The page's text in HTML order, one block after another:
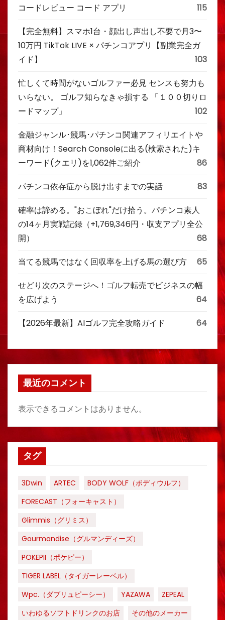
コードレビュー コード アプリ
115
【完全無料】スマホ1台・顔出し声出し不要で月3〜
10万円 TikTok LIVE × パチンコアプリ【副業完全ガ
イド】
103
忙しくて時間がないゴルファー必見 センスも努力も
いらない。 ゴルフ知らなきゃ損する 「１００切りロ
ードマップ」
102
金融ジャンル･競馬･パチンコ関連アフィリエイトや
商材向け！Search Consoleに出る(検索された)キ
ーワード(クエリ)を1,062件ご紹介
86
パチンコ依存症から脱け出すまでの実話 83
確率は諦める。"おこぼれ"だけ拾う。パチンコ素人
の14ヶ月実戦記録（+1,769,346円・収支アプリ全公
開）
68
当てる競馬ではなく回収率を上げる馬の選び方 65
せどり次のステージへ！ゴルフ転売でビジネスの幅
を広げよう
64
【2026年最新】AIゴルフ完全攻略ガイド 64
最近のコメント
表示できるコメントはありません。
タグ
3Dwin ARTEC
BODY WOLF（ボディウルフ）
FORECAST（フォーキャスト）
Glimmis（グリミス）
Gourmandise（グルマンディーズ）
POKEPII（ポケピー）
TIGER LABEL（タイガーレーベル）
Wpc.（ダブリュピーシー）
YAZAWA
ZEPEAL
いわゆるソフトドリンクのお店
その他のメーカー